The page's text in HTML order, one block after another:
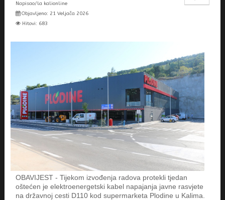
Napisao/la kalionline
Objavljeno: 21 Veljača 2026
Hitovi: 683
OBAVIJEST - Tijekom izvođenja radova protekli tjedan
oštećen je elektroenergetski kabel napajanja javne rasvjete
na državnoj cesti D110 kod supermarketa Plodine u Kalima.